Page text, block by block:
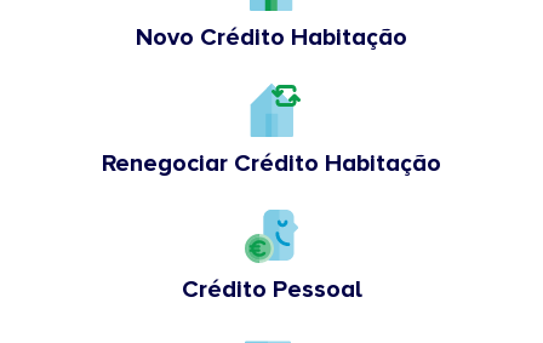
Novo Crédito Habitação
Renegociar Crédito Habitação
Crédito Pessoal